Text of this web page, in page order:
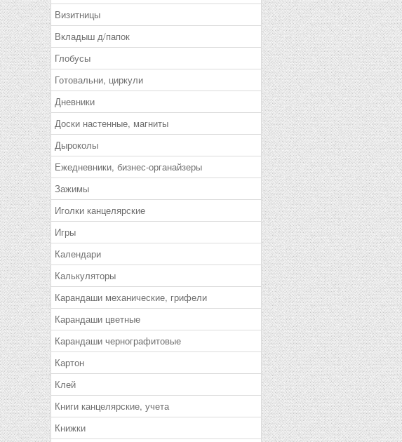
Визитницы
Вкладыш д/папок
Глобусы
Готовальни, циркули
Дневники
Доски настенные, магниты
Дыроколы
Ежедневники, бизнес-органайзеры
Зажимы
Иголки канцелярские
Игры
Календари
Калькуляторы
Карандаши механические, грифели
Карандаши цветные
Карандаши чернографитовые
Картон
Клей
Книги канцелярские, учета
Книжки